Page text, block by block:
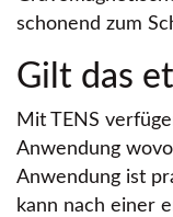
schonend zum
Gilt das
Mit TENS
Anwendung
Anwendung ist
kann nach einer